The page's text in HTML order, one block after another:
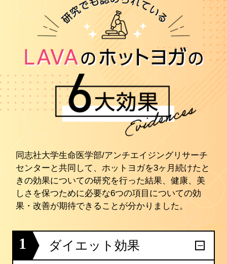
同志社大学生命医学部/アンチエイジングリサーチ
センターと共同して、ホットヨガを3ヶ月続けたと
きの効果についての研究を行った結果、健康、美
しさを保つために必要な6つの項目についての効
果・改善が期待できることが分かりました。
1 ダイエット効果